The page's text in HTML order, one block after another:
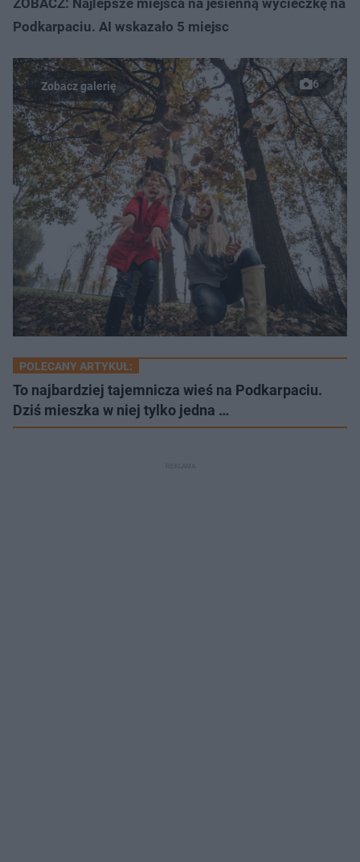
Podkarpaciu. AI wskazało 5 miejsc
6
POLECANY ARTYKUŁ:
To najbardziej tajemnicza wieś na Podkarpaciu.
Dziś mieszka w niej tylko jedna …